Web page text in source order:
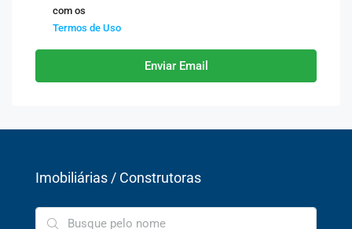
com os
Termos de Uso
Enviar Email
Imobiliárias / Construtoras